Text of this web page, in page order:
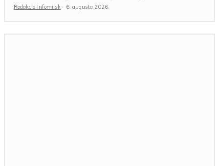
Redakcia Infomi.sk - 6. augusta 2026